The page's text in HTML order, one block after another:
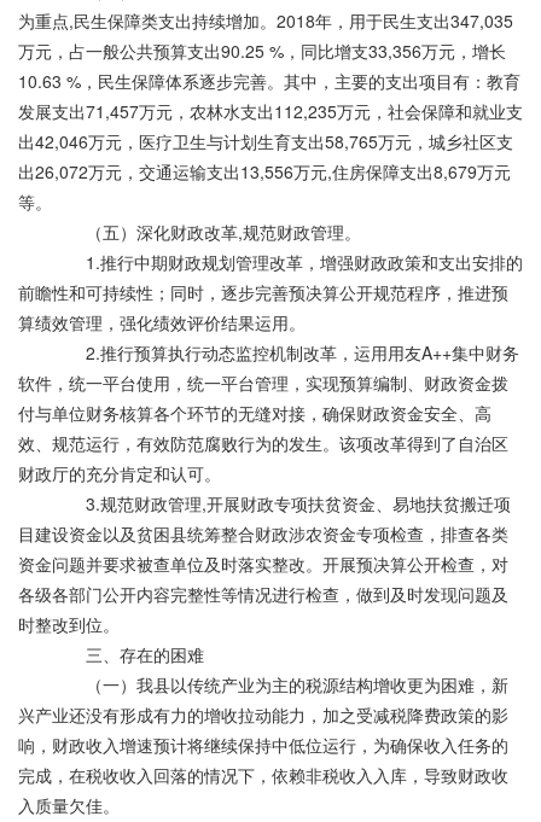
为重点,民生保障类支出持续增加。2018年，用于民生支出347,035
万元，占一般公共预算支出90.25 %，同比增支33,356万元，增长
10.63 %，民生保障体系逐步完善。其中，主要的支出项目有：教育
发展支出71,457万元，农林水支出112,235万元，社会保障和就业支
出42,046万元，医疗卫生与计划生育支出58,765万元，城乡社区支
出26,072万元，交通运输支出13,556万元,住房保障支出8,679万元
等。
（五）深化财政改革,规范财政管理。
1.推行中期财政规划管理改革，增强财政政策和支出安排的
前瞻性和可持续性；同时，逐步完善预决算公开规范程序，推进预
算绩效管理，强化绩效评价结果运用。
2.推行预算执行动态监控机制改革，运用用友A++集中财务
软件，统一平台使用，统一平台管理，实现预算编制、财政资金拨
付与单位财务核算各个环节的无缝对接，确保财政资金安全、高
效、规范运行，有效防范腐败行为的发生。该项改革得到了自治区
财政厅的充分肯定和认可。
3.规范财政管理,开展财政专项扶贫资金、易地扶贫搬迁项
目建设资金以及贫困县统筹整合财政涉农资金专项检查，排查各类
资金问题并要求被查单位及时落实整改。开展预决算公开检查，对
各级各部门公开内容完整性等情况进行检查，做到及时发现问题及
时整改到位。
三、存在的困难
（一）我县以传统产业为主的税源结构增收更为困难，新
兴产业还没有形成有力的增收拉动能力，加之受减税降费政策的影
响，财政收入增速预计将继续保持中低位运行，为确保收入任务的
完成，在税收收入回落的情况下，依赖非税收入入库，导致财政收
入质量欠佳。